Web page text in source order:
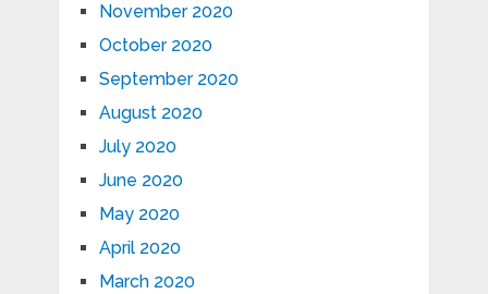
November 2020
October 2020
September 2020
August 2020
July 2020
June 2020
May 2020
April 2020
March 2020